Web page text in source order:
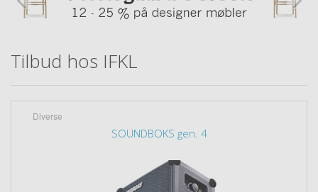
Tilbud hos IFKL
Diverse
SOUNDBOKS gen. 4